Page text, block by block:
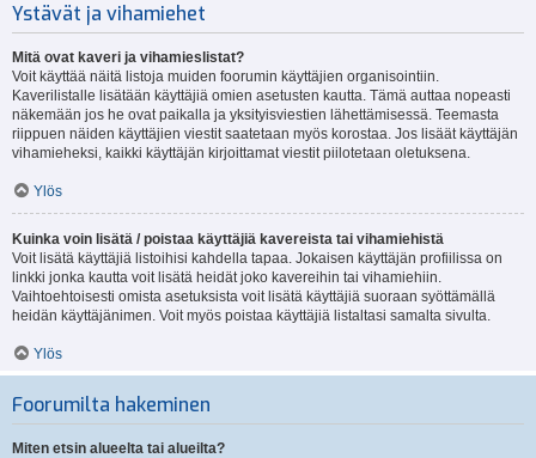
Ystävät ja vihamiehet
Mitä ovat kaveri ja vihamieslistat?
Voit käyttää näitä listoja muiden foorumin käyttäjien organisointiin.
Kaverilistalle lisätään käyttäjiä omien asetusten kautta. Tämä auttaa nopeasti
näkemään jos he ovat paikalla ja yksityisviestien lähettämisessä. Teemasta
riippuen näiden käyttäjien viestit saatetaan myös korostaa. Jos lisäät käyttäjän
vihamieheksi, kaikki käyttäjän kirjoittamat viestit piilotetaan oletuksena.
Ylös
Kuinka voin lisätä / poistaa käyttäjiä kavereista tai vihamiehistä
Voit lisätä käyttäjiä listoihisi kahdella tapaa. Jokaisen käyttäjän profiilissa on
linkki jonka kautta voit lisätä heidät joko kavereihin tai vihamiehiin.
Vaihtoehtoisesti omista asetuksista voit lisätä käyttäjiä suoraan syöttämällä
heidän käyttäjänimen. Voit myös poistaa käyttäjiä listaltasi samalta sivulta.
Ylös
Foorumilta hakeminen
Miten etsin alueelta tai alueilta?